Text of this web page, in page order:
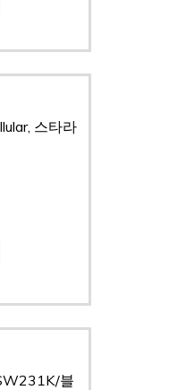
스타라
블